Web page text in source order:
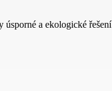
úsporné a ekologické